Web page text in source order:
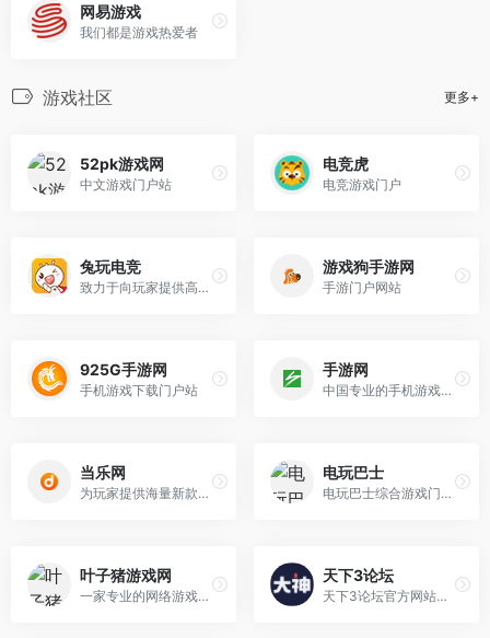
网易游戏
我们都是游戏热爱者
游戏社区 更多+
52pk游戏网
中文游戏门户站
电竞虎
电竞游戏门户
兔玩电竞
致力于向玩家提供高品质的电竞赛事报道，呈现优质的电竞视频、资讯、干货等内容
游戏狗手游网
手游门户网站
925G手游网
手机游戏下载门户站
手游网
中国专业的手机游戏资讯与服务平台,手机游戏下载,手机游戏排行
当乐网
为玩家提供海量新款游戏免费下载畅玩
电玩巴士
电玩巴士综合游戏门户,TGBUS,电视游戏,电子游戏,网络游戏,手机游戏,网页游戏
叶子猪游戏网
一家专业的网络游戏资讯平台
天下3论坛
天下3论坛官方网站入口